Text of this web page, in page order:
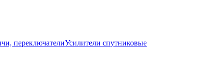
переключателиУсилители спутниковые